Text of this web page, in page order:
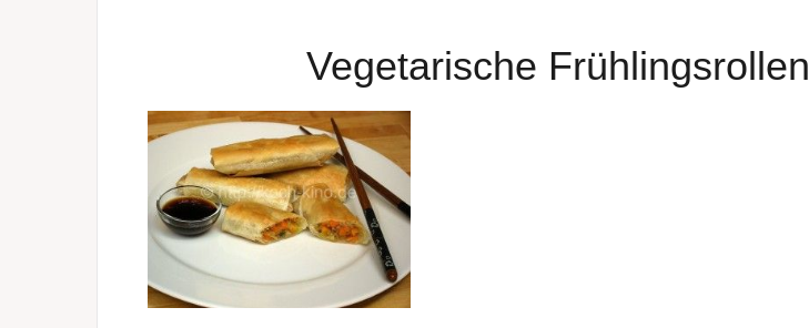
Vegetarische Frühlingsrollen